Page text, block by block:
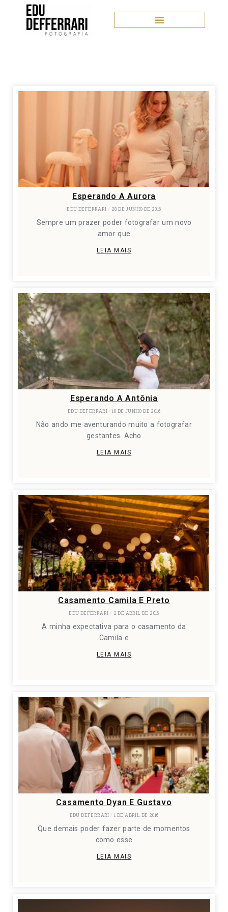
Esperando A Aurora
EDU DEFERRARI 28 DE JUNHO DE 2016
Sempre um prazer poder fotografar um novo
amor que
LEIA MAIS
Esperando A Antônia
EDU DEFERRARI 10 DE JUNHO DE 2016
Não ando me aventurando muito a fotografar
gestantes. Acho
LEIA MAIS
Casamento Camila E Preto
EDU DEFERRARI 2 DE ABRIL DE 2016
A minha expectativa para o casamento da
Camila e
LEIA MAIS
Casamento Dyan E Gustavo
EDU DEFERRARI 1 DE ABRIL DE 2016
Que demais poder fazer parte de momentos
como esse
LEIA MAIS